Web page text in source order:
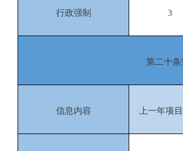
行政强制 3
第二十
信息内容 上一年项